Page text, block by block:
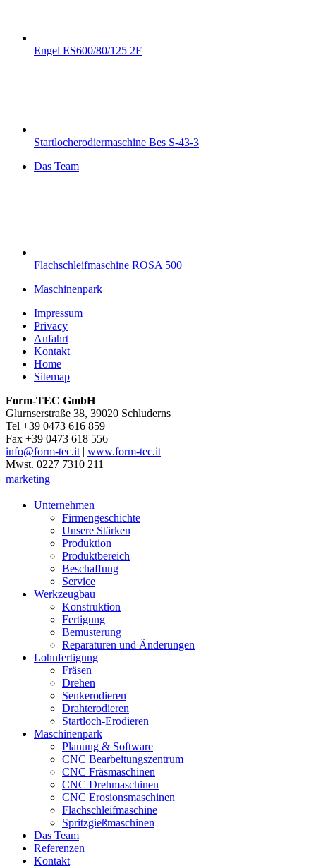
Engel ES600/80/125 2F
Startlocherodiermaschine Bes S-43-3
Das Team
Flachschleifmaschine ROSA 500
Maschinenpark
Impressum
Privacy
Anfahrt
Kontakt
Home
Sitemap
Form-TEC GmbH
Glurnserstraße 38, 39020 Schluderns
Tel +39 0473 616 859
Fax +39 0473 618 556
info@form-tec.it| www.form-tec.it
Mwst. 0227 7310 211
marketing
Unternehmen
Firmengeschichte
Unsere Stärken
Produktion
Produktbereich
Beschaffung
Service
Werkzeugbau
Konstruktion
Fertigung
Bemusterung
Reparaturen und Änderungen
Lohnfertigung
Fräsen
Drehen
Senkerodieren
Drahterodieren
Startloch-Erodieren
Maschinenpark
Planung & Software
CNC Bearbeitungszentrum
CNC Fräsmaschinen
CNC Drehmaschinen
CNC Erosionsmaschinen
Flachschleifmaschine
Spritzgießmaschinen
Das Team
Referenzen
Kontakt